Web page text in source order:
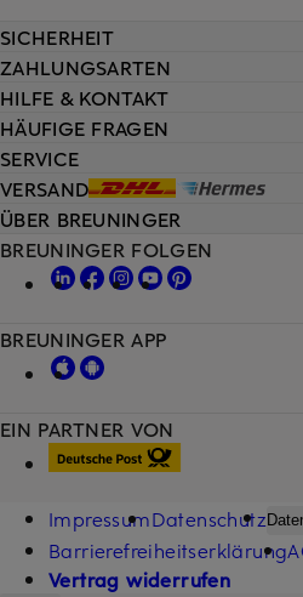
HILFE & KONTAKT
HÄUFIGE FRAGEN
SERVICE
VERSAND
SICHERHEIT
ZAHLUNGSARTEN
ÜBER BREUNINGER
EIN PARTNER VON
BREUNINGER FOLGEN
BREUNINGER APP
ImpressumDatenschutz
Barrierefreiheitserklärung
Vertrag widerrufen